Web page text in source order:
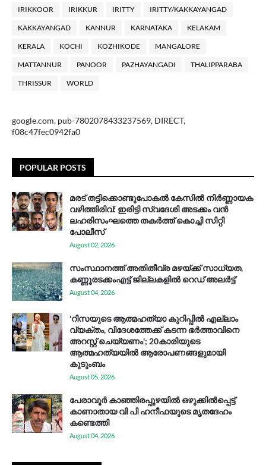
IRIKKOOR IRIKKUR IRITTY IRITTY/KAKKAYANGAD
KAKKAYANGAD KANNUR KARNATAKA KELAKAM
KERALA KOCHI KOZHIKODE MANGALORE
MATTANNUR PANOOR PAZHAYANGADI THALIPPARABA
THRISSUR WORLD
google.com, pub-7802078433237569, DIRECT,
f08c47fec0942fa0
POPULAR POSTS
മരട് തട്ടിക്കൊണ്ടുപോകൽ കേസിൽ നിർണ്ണായക
വഴിത്തിരിവ്: ഇരിട്ടി സ്വദേശി അടക്കം വൻ
ലഹരിസംഘത്തെ തകർത്ത് കൊച്ചി സിറ്റി
പോലീസ്
August 02, 2026
സം​സ്ഥാ​ന​ത്ത് അ​തി​തീ​വ്ര മ​ഴ​യ്ക്ക് സാ​ധ്യ​ത,
കണ്ണൂരടക്കംഎ​ട്ട് ജി​ല്ല​ക​ളി​ൽ റെ​ഡ് അ​ലർ​ട്ട്
August 04, 2026
'റിസയുടെ ആത്മഹത്യാ കുറിപ്പിൽ എല്ലാം
വ്യക്തം, വിദേശത്തേക്ക് കടന്ന ഭർത്താവിനെ
അറസ്റ്റ് ചെയ്യണം'; 20കാരിയുടെ
ആത്മഹത്യയിൽ ആരോപണങ്ങളുമായി
കുടുംബം
August 05, 2026
പേരാവൂർ കാഞ്ഞിരപ്പുഴയിൽ ഒഴുക്കിൽപ്പെട്ട്
കാണാതായ വി പി ഹനീഫയുടെ മൃതദേഹം
കണ്ടെത്തി
August 04, 2026